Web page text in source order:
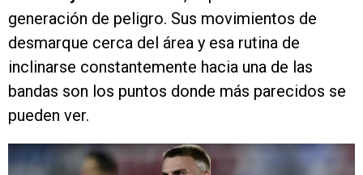
generación de peligro. Sus movimientos de
desmarque cerca del área y esa rutina de
inclinarse constantemente hacia una de las
bandas son los puntos donde más parecidos se
pueden ver.